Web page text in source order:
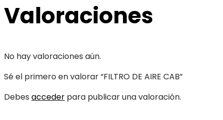
Valoraciones
No hay valoraciones aún.
Sé el primero en valorar “FILTRO DE AIRE CAB”
Debes acceder para publicar una valoración.